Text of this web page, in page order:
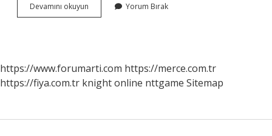
Devamını okuyun Araçtaki
Gamzeler
Yorum Bırak
https://www.forumarti.com https://merce.com.tr
https://fiya.com.tr knight online nttgame Sitemap